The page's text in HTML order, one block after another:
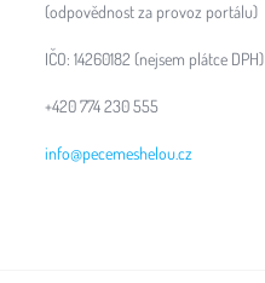
(odpovědnost za provoz portálu)
IČO: 14260182 (nejsem plátce DPH)
+420 774 230 555
info@pecemeshelou.cz